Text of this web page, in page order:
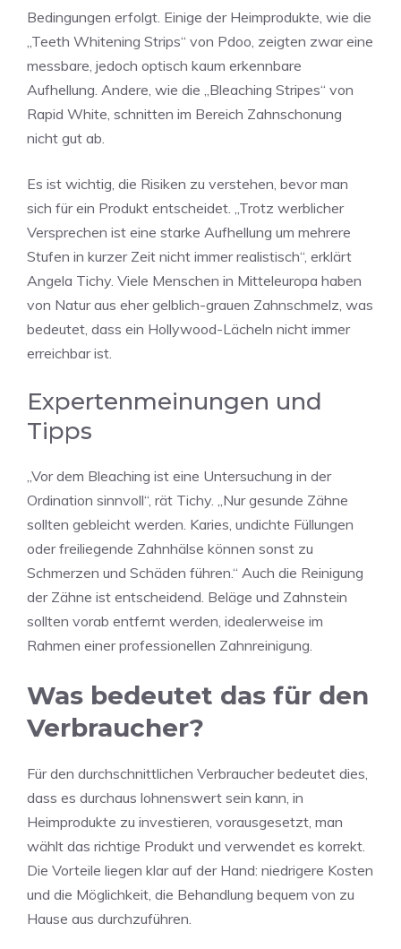
Bedingungen erfolgt. Einige der Heimprodukte, wie die
„Teeth Whitening Strips“ von Pdoo, zeigten zwar eine
messbare, jedoch optisch kaum erkennbare
Aufhellung. Andere, wie die „Bleaching Stripes“ von
Rapid White, schnitten im Bereich Zahnschonung
nicht gut ab.
Es ist wichtig, die Risiken zu verstehen, bevor man
sich für ein Produkt entscheidet. „Trotz werblicher
Versprechen ist eine starke Aufhellung um mehrere
Stufen in kurzer Zeit nicht immer realistisch“, erklärt
Angela Tichy. Viele Menschen in Mitteleuropa haben
von Natur aus eher gelblich-grauen Zahnschmelz, was
bedeutet, dass ein Hollywood-Lächeln nicht immer
erreichbar ist.
Expertenmeinungen und
Tipps
„Vor dem Bleaching ist eine Untersuchung in der
Ordination sinnvoll“, rät Tichy. „Nur gesunde Zähne
sollten gebleicht werden. Karies, undichte Füllungen
oder freiliegende Zahnhälse können sonst zu
Schmerzen und Schäden führen.“ Auch die Reinigung
der Zähne ist entscheidend. Beläge und Zahnstein
sollten vorab entfernt werden, idealerweise im
Rahmen einer professionellen Zahnreinigung.
Was bedeutet das für den
Verbraucher?
Für den durchschnittlichen Verbraucher bedeutet dies,
dass es durchaus lohnenswert sein kann, in
Heimprodukte zu investieren, vorausgesetzt, man
wählt das richtige Produkt und verwendet es korrekt.
Die Vorteile liegen klar auf der Hand: niedrigere Kosten
und die Möglichkeit, die Behandlung bequem von zu
Hause aus durchzuführen.